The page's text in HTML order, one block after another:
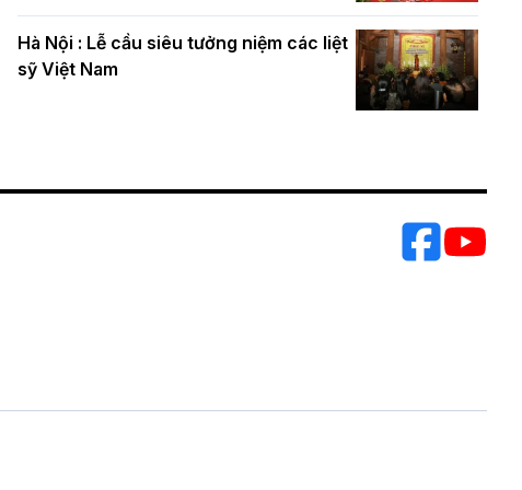
Hà Nội : Lễ cầu siêu tưởng niệm các liệt
sỹ Việt Nam